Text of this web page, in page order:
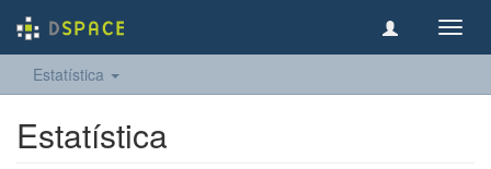
Estatística
Estatística